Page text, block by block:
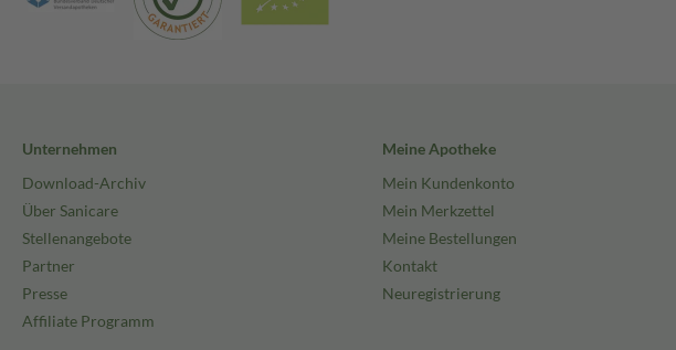
Unternehmen
Download-Archiv
Über Sanicare
Stellenangebote
Partner
Presse
Affiliate Programm
Meine Apotheke
Mein Kundenkonto
Mein Merkzettel
Meine Bestellungen
Kontakt
Neuregistrierung